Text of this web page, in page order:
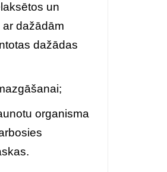
un
dažādām
dažādas
organisma